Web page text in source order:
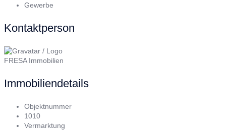
Gewerbe
Kontaktperson
FRESA Immobilien
Immobiliendetails
Objektnummer
1010
Vermarktung